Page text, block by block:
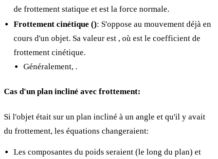
de frottement statique et est la force normale.
Frottement cinétique (): S'oppose au mouvement déjà en
cours d'un objet. Sa valeur est , où est le coefficient de
frottement cinétique.
Généralement, .
Cas d'un plan incliné avec frottement:
Si l'objet était sur un plan incliné à un angle et qu'il y avait
du frottement, les équations changeraient:
Les composantes du poids seraient (le long du plan) et